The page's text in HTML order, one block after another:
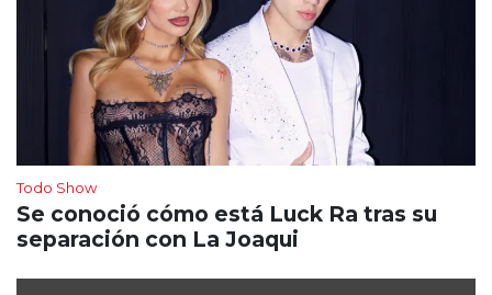
Todo Show
Se conoció cómo está Luck Ra tras su
separación con La Joaqui